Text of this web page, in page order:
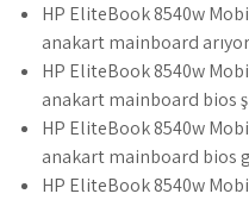
HP EliteBook 8540w
anakart mainboard
HP EliteBook 8540w
anakart mainboard bios
HP EliteBook 8540w
anakart mainboard bios
HP EliteBook 8540w